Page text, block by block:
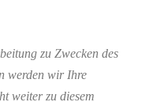
zu Zwecken des
werden wir Ihre
weiter zu diesem